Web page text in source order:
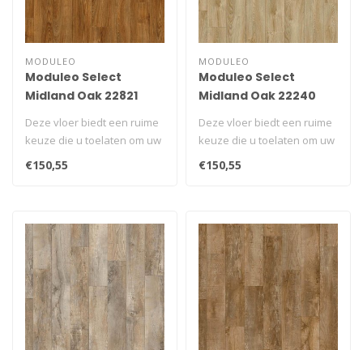
MODULEO
Moduleo Select
Midland Oak 22821
Deze vloer biedt een ruime
keuze die u toelaten om uw
unieke ruimte te creëren..
€150,55
MODULEO
Moduleo Select
Midland Oak 22240
Deze vloer biedt een ruime
keuze die u toelaten om uw
unieke ruimte te creëren..
€150,55